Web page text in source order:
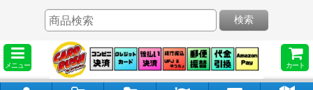
メニュー カート
検索